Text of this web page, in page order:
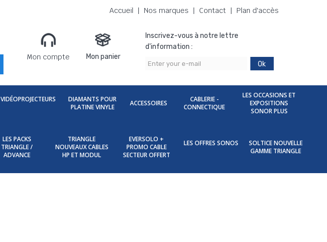
Accueil Nos marques Contact Plan d'accès
Mon compte
Mon panier
Inscrivez-vous à notre lettre
d'information :
Ok
VIDÉOPROJECTEURS
DIAMANTS POUR
PLATINE VINYLE
ACCESSOIRES
CABLERIE -
CONNECTIQUE
LES OCCASIONS ET
EXPOSITIONS
SONOR PLUS
LES PACKS
TRIANGLE /
ADVANCE
TRIANGLE
NOUVEAUX CABLES
HP ET MODUL
EVERSOLO +
PROMO CABLE
SECTEUR OFFERT
LES OFFRES SONOS
SOLTICE NOUVELLE
GAMME TRIANGLE